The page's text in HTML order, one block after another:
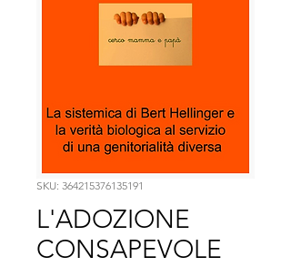
SKU: 364215376135191
L'ADOZIONE
CONSAPEVOLE